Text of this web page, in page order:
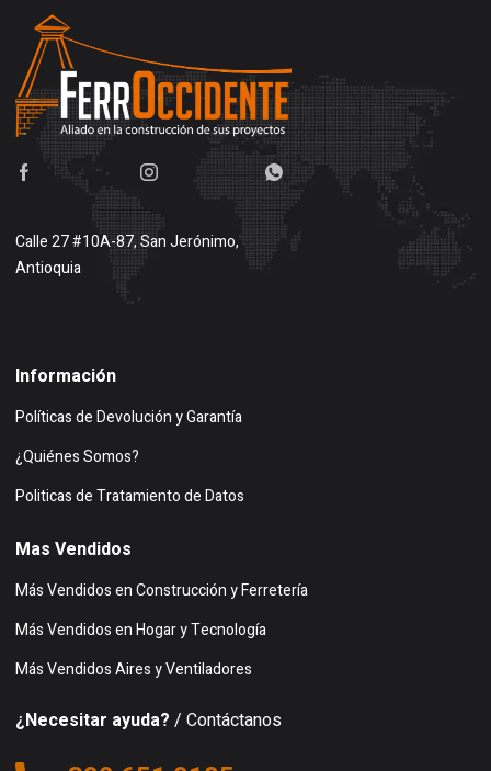
Calle 27 #10A-87, San Jerónimo,
Antioquia
Información
Políticas de Devolución y Garantía
¿Quiénes Somos?
Politicas de Tratamiento de Datos
Mas Vendidos
Más Vendidos en Construcción y Ferretería
Más Vendidos en Hogar y Tecnología
Más Vendidos Aires y Ventiladores
¿Necesitar ayuda? / Contáctanos